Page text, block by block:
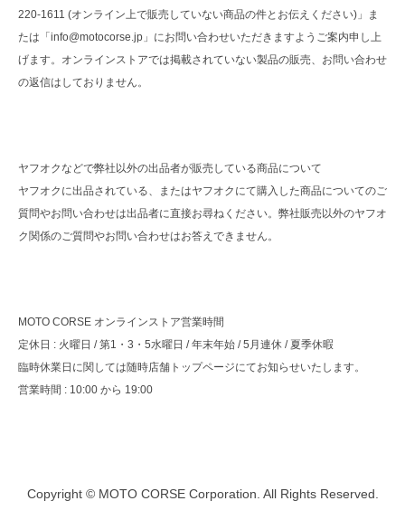
220-1611 (オンライン上で販売していない商品の件とお伝えください)」ま
たは「info@motocorse.jp」にお問い合わせいただきますようご案内申し上
げます。オンラインストアでは掲載されていない製品の販売、お問い合わせ
の返信はしておりません。
ヤフオクなどで弊社以外の出品者が販売している商品について
ヤフオクに出品されている、またはヤフオクにて購入した商品についてのご
質問やお問い合わせは出品者に直接お尋ねください。弊社販売以外のヤフオ
ク関係のご質問やお問い合わせはお答えできません。
MOTO CORSE オンラインストア営業時間
定休日 : 火曜日 / 第1・3・5水曜日 / 年末年始 / 5月連休 / 夏季休暇
臨時休業日に関しては随時店舗トップページにてお知らせいたします。
営業時間 : 10:00 から 19:00
Copyright © MOTO CORSE Corporation. All Rights Reserved.